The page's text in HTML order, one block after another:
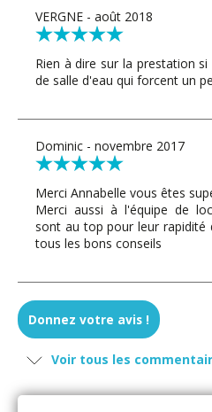
VERGNE - août 2018
Rien à dire sur la prestation
de salle d'eau qui forcent un
Dominic - novembre 2017
Merci Annabelle vous êtes
Merci aussi à l'équipe de
sont au top pour leur rapidité
tous les bons conseils
Donnez votre avis !
Voir tous les